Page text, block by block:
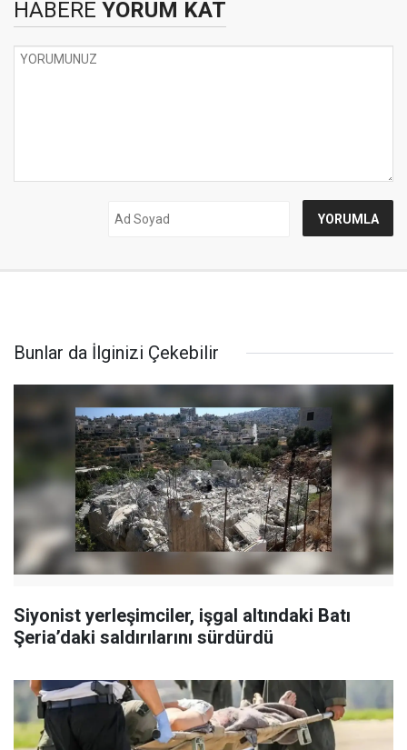
HABERE YORUM KAT
Bunlar da İlginizi Çekebilir
Siyonist yerleşimciler, işgal altındaki Batı
Şeria’daki saldırılarını sürdürdü